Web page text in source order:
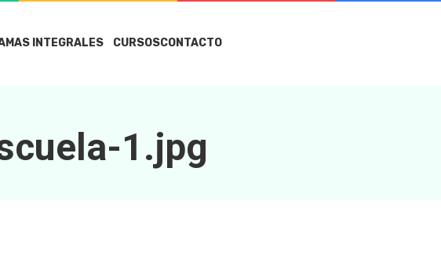
INTEGRALES CURSOSCONTACTO
1.jpg